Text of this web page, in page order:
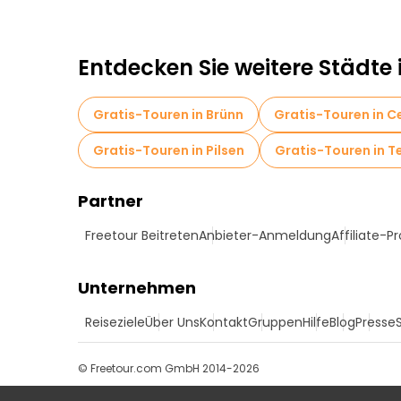
Führungen für kleine Gruppen in Prag
Kostenlose Tagesausflüge in Prag
Kostenlose Führungen in der Nähe Prague
Kostenlose Führungen in der Nähe Charles
Entdecken Sie weitere
Gratis-Touren in Brünn Gratis-Touren in
Gratis-Touren in Pilsen
Gratis-Touren in
Partner
Freetour BeitretenAnbieter-AnmeldungAffiliate-
Unternehmen
ReisezieleÜber UnsKontaktGruppenHilfeBlogPresse
© Freetour.com GmbH 2014-2026